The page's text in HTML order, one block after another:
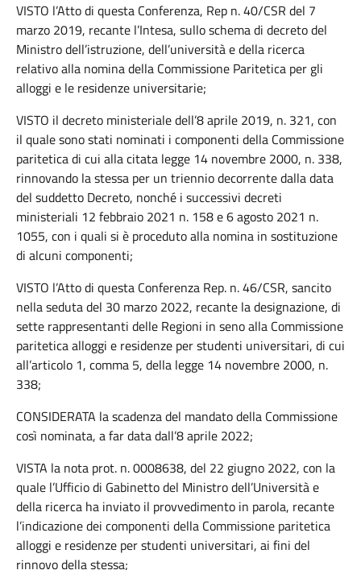
VISTO l’Atto di questa Conferenza, Rep n. 40/CSR del 7
marzo 2019, recante l’Intesa, sullo schema di decreto del
Ministro dell’istruzione, dell’università e della ricerca
relativo alla nomina della Commissione Paritetica per gli
alloggi e le residenze universitarie;
VISTO il decreto ministeriale dell’8 aprile 2019, n. 321, con
il quale sono stati nominati i componenti della Commissione
paritetica di cui alla citata legge 14 novembre 2000, n. 338,
rinnovando la stessa per un triennio decorrente dalla data
del suddetto Decreto, nonché i successivi decreti
ministeriali 12 febbraio 2021 n. 158 e 6 agosto 2021 n.
1055, con i quali si è proceduto alla nomina in sostituzione
di alcuni componenti;
VISTO l’Atto di questa Conferenza Rep. n. 46/CSR, sancito
nella seduta del 30 marzo 2022, recante la designazione, di
sette rappresentanti delle Regioni in seno alla Commissione
paritetica alloggi e residenze per studenti universitari, di cui
all’articolo 1, comma 5, della legge 14 novembre 2000, n.
338;
CONSIDERATA la scadenza del mandato della Commissione
così nominata, a far data dall’8 aprile 2022;
VISTA la nota prot. n. 0008638, del 22 giugno 2022, con la
quale l’Ufficio di Gabinetto del Ministro dell’Università e
della ricerca ha inviato il provvedimento in parola, recante
l’indicazione dei componenti della Commissione paritetica
alloggi e residenze per studenti universitari, ai fini del
rinnovo della stessa;